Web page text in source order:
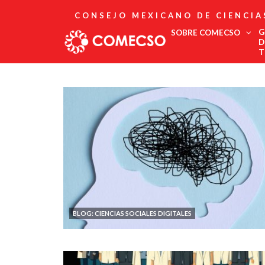
CONSEJO MEXICANO DE
SOBRE COMECSO
Directorio
Estatutos
Fundadores
Publicaciones
Comité Editorial
Boletín
BLOG: CIENCIAS SOCIALES DIGITALES